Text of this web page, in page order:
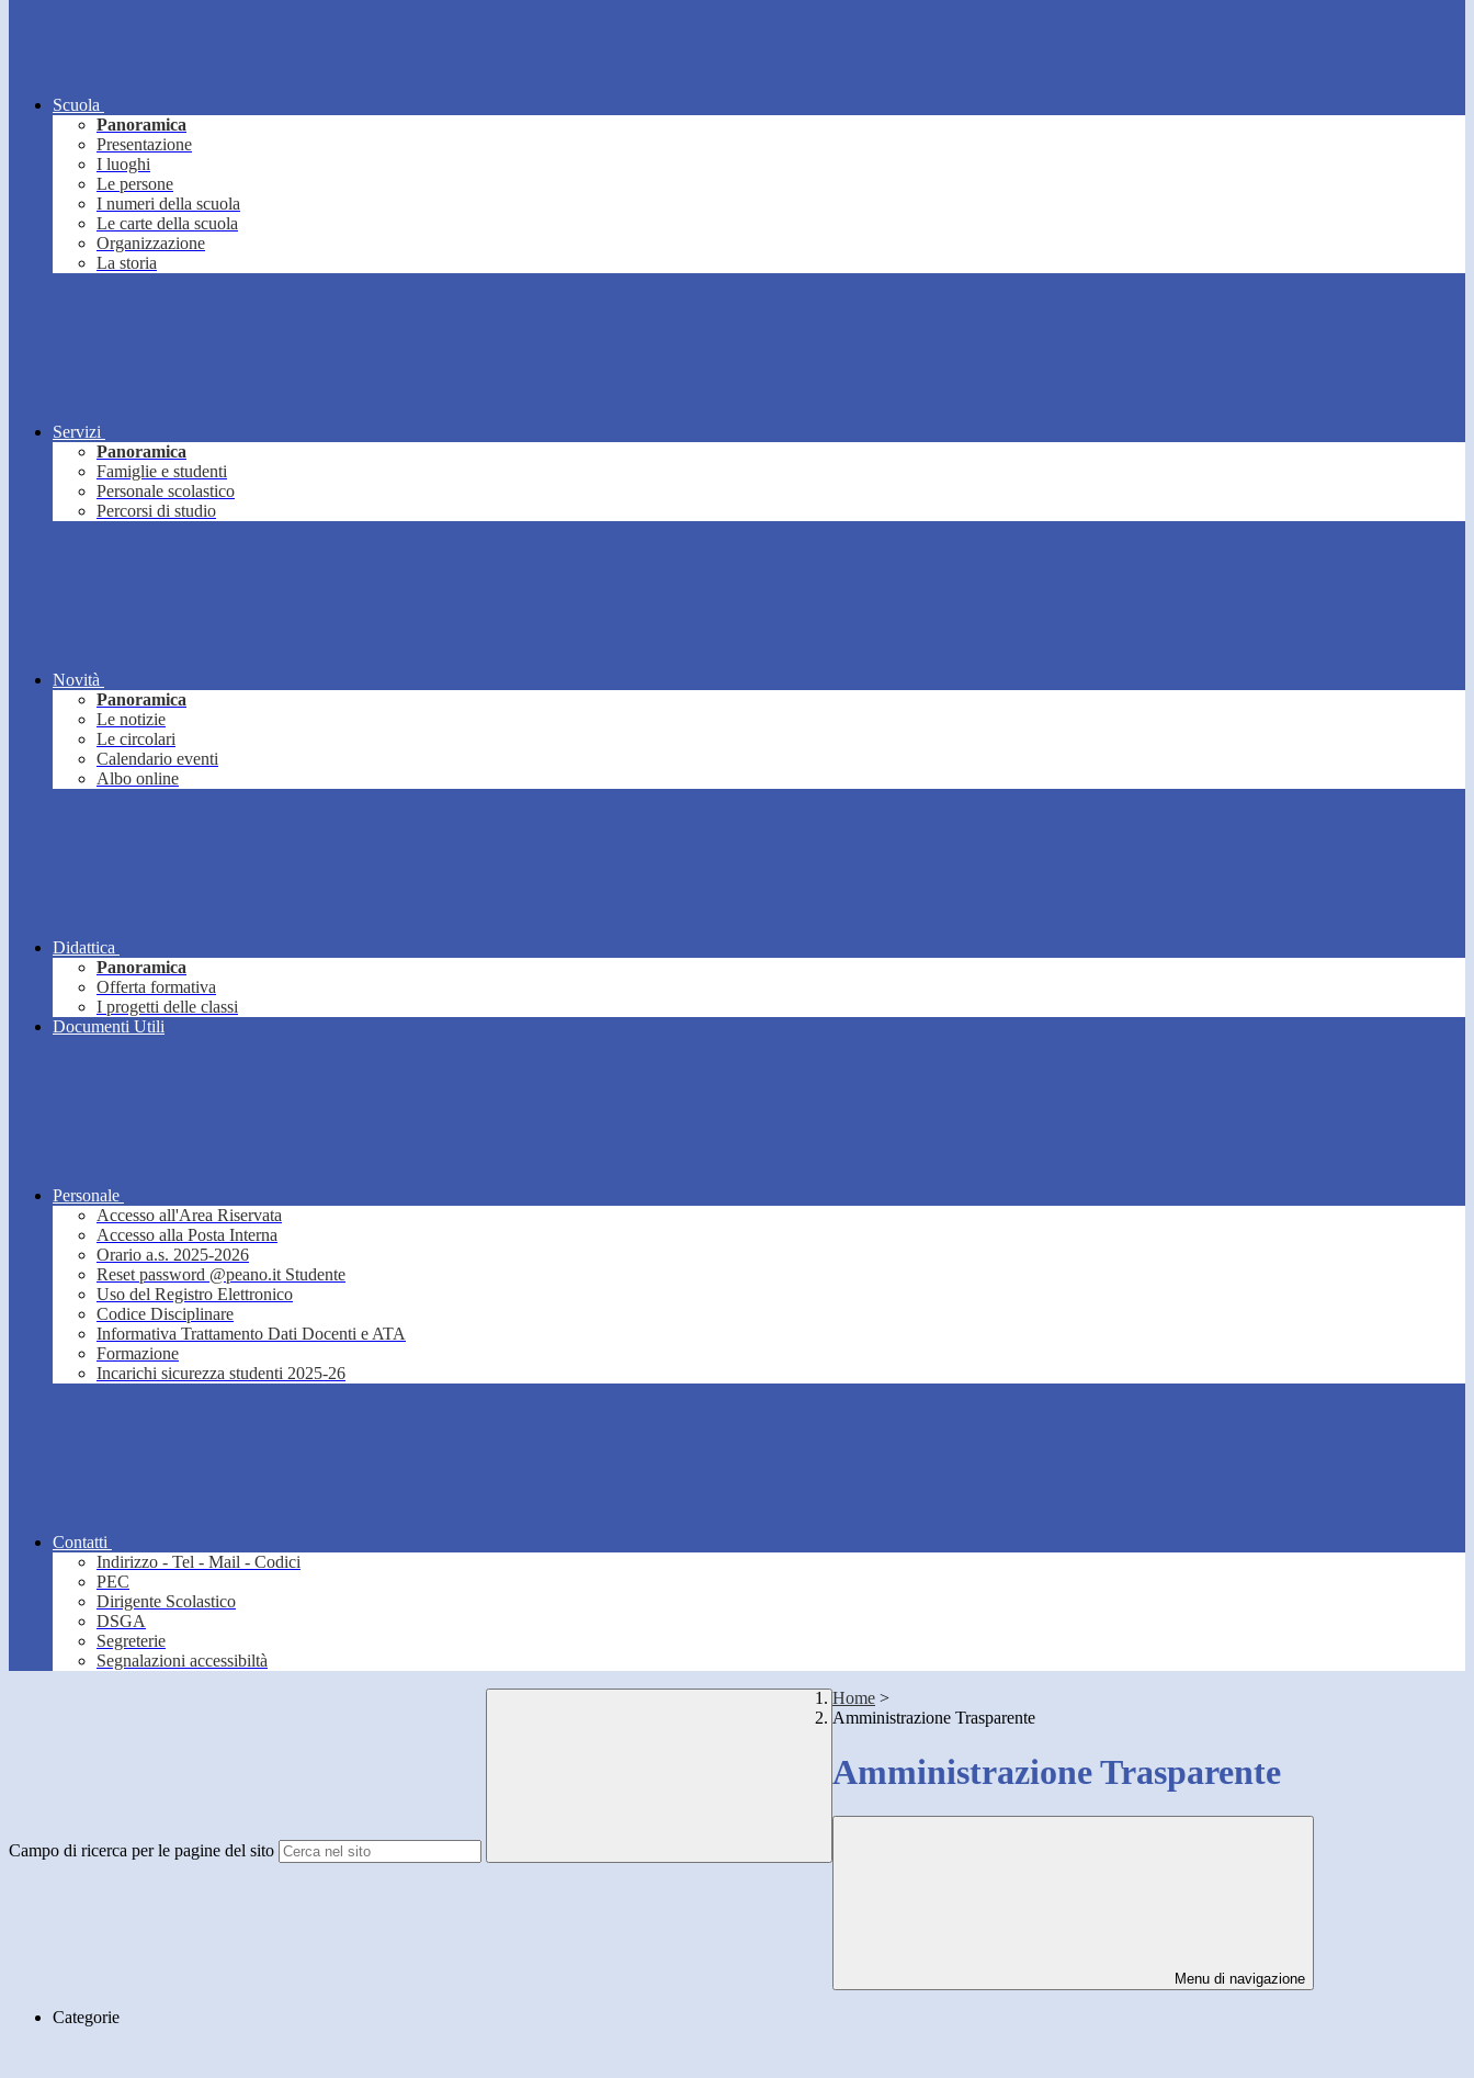
Scuola
Panoramica
Presentazione
I luoghi
Le persone
I numeri della scuola
Le carte della scuola
Organizzazione
La storia
Servizi
Panoramica
Famiglie e studenti
Personale scolastico
Percorsi di studio
Novità
Panoramica
Le notizie
Le circolari
Calendario eventi
Albo online
Didattica
Panoramica
Offerta formativa
I progetti delle classi
Documenti Utili
Personale
Accesso all'Area Riservata
Accesso alla Posta Interna
Orario a.s. 2025-2026
Reset password @peano.it Studente
Uso del Registro Elettronico
Codice Disciplinare
Informativa Trattamento Dati Docenti e ATA
Formazione
Incarichi sicurezza studenti 2025-26
Contatti
Indirizzo - Tel - Mail - Codici
PEC
Dirigente Scolastico
DSGA
Segreterie
Segnalazioni accessibiltà
Campo di ricerca per le pagine del sito
Home >
Amministrazione Trasparente
Amministrazione Trasparente
Menu di navigazione
Categorie